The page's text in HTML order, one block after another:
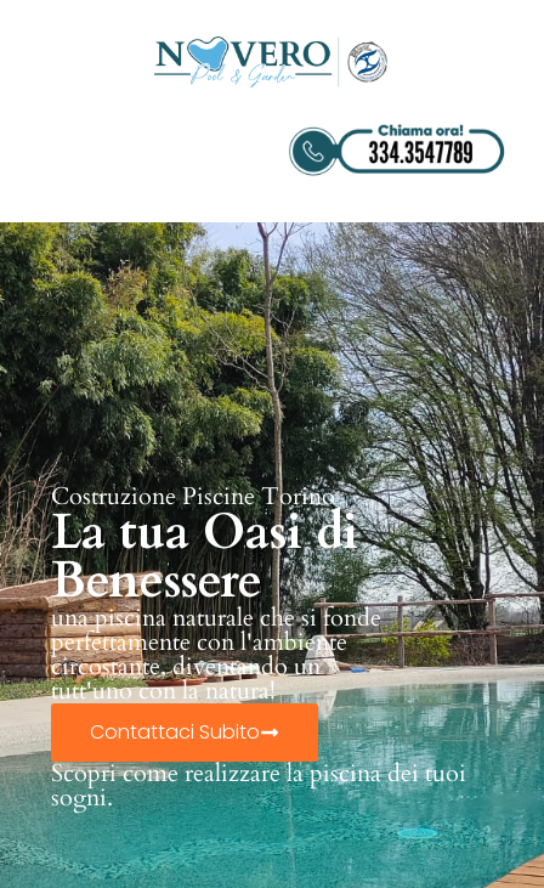
Costruzione Piscine Torino
La tua Oasi di
Benessere
una piscina naturale che si fonde
perfettamente con l'ambiente
circostante, diventando un
tutt'uno con la natura!
Contattaci Subito
Scopri come realizzare la piscina dei tuoi
sogni.